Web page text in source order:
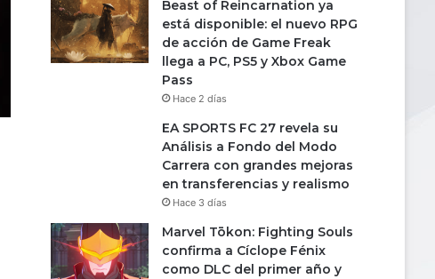
Beast of Reincarnation ya
está disponible: el nuevo RPG
de acción de Game Freak
llega a PC, PS5 y Xbox Game
Pass
Hace 2 días
EA SPORTS FC 27 revela su
Análisis a Fondo del Modo
Carrera con grandes mejoras
en transferencias y realismo
Hace 3 días
Marvel Tōkon: Fighting Souls
confirma a Cíclope Fénix
como DLC del primer año y